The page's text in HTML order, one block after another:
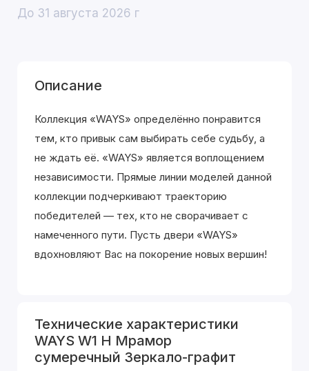
До 31 августа 2026 г
Описание
Коллекция «WAYS» определённо понравится
тем, кто привык сам выбирать себе судьбу, а
не ждать её. «WAYS» является воплощением
независимости. Прямые линии моделей данной
коллекции подчеркивают траекторию
победителей — тех, кто не сворачивает с
намеченного пути. Пусть двери «WAYS»
вдохновляют Вас на покорение новых вершин!
Технические характеристики
WAYS W1 H Мрамор
сумеречный Зеркало-графит